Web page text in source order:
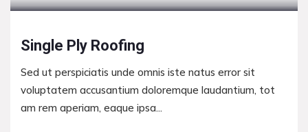
Single Ply Roofing
Sed ut perspiciatis unde omnis iste natus error sit
voluptatem accusantium doloremque laudantium, tot
am rem aperiam, eaque ipsa...